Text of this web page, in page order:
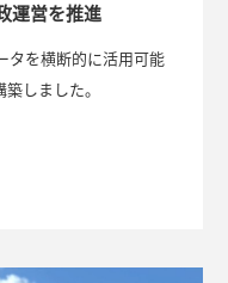
運営を推進
タを横断的に活用可能
しました。